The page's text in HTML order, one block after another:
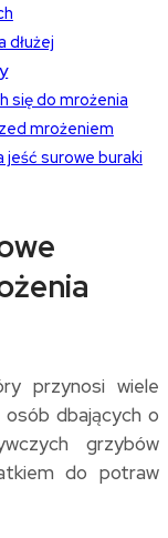
dłużej
się do mrożenia
mrożeniem
jeść surowe buraki
przynosi wiele
dbających o
grzybów
do potraw